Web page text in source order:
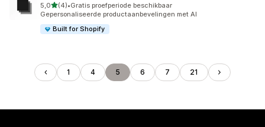
5,0van 5 sterren
(4)
4 recensies in totaal
•Gratis proefperiode beschikbaar
Gepersonaliseerde productaanbevelingen met AI
Built for Shopify
1 4 5 6 7 21